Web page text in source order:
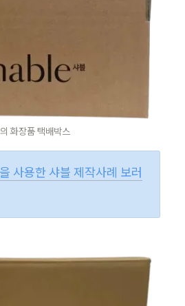
화장품 택배박스
사용한 샤블 제작사례 보러